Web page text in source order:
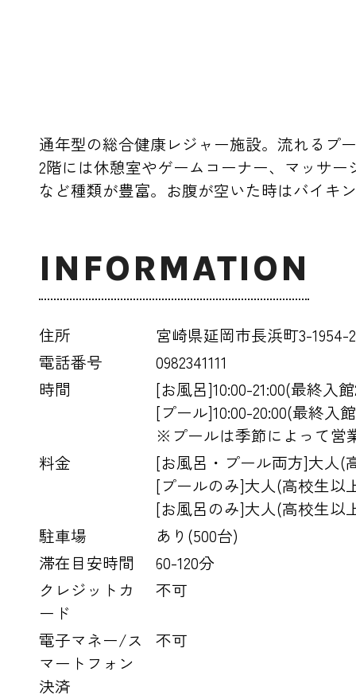
通年型の総合健康レジャー施設。流れるプ
2階には休憩室やゲームコーナー、マッサ
など種類が豊富。お腹が空いた時はバイキ
INFORMATION
住所
宮崎県延岡市長浜町3-1954-2
電話番号
0982341111
時間
[お風呂]10:00-21:00(最終入
[プール]10:00-20:00(最終入
※プールは季節によって営
料金
[お風呂・プール両方]大人(
[プールのみ]大人(高校生以
[お風呂のみ]大人(高校生以
駐車場
あり(500台)
滞在目安時間
60-120分
クレジットカ
ード
不可
電子マネー/ス
マートフォン
決済
不可